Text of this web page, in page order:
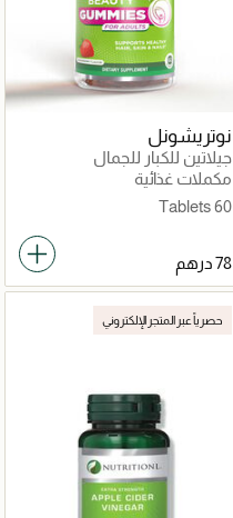
نوتريشونل
جيلاتين للكبار للجمال
مكملات غذائية
60 Tablets
حصرياً عبر المتجر الإلكتروني